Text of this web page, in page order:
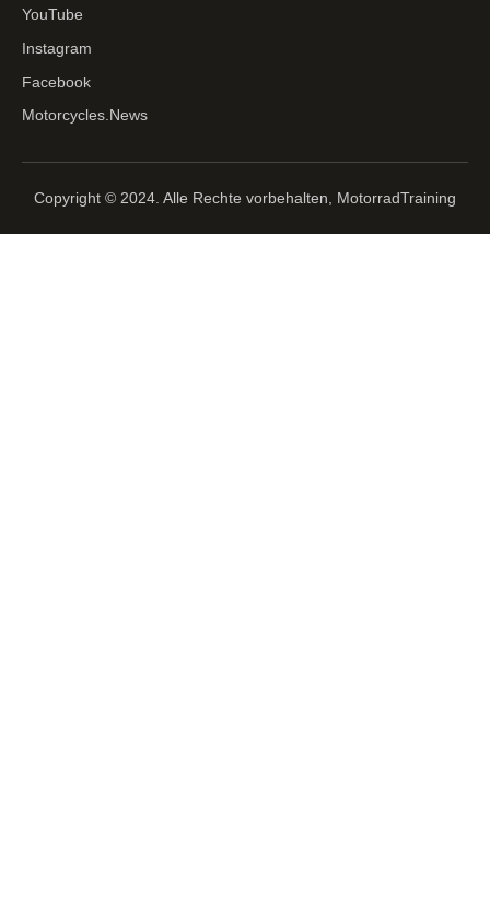
YouTube
Instagram
Facebook
Motorcycles.News
Copyright © 2024. Alle Rechte vorbehalten, MotorradTraining